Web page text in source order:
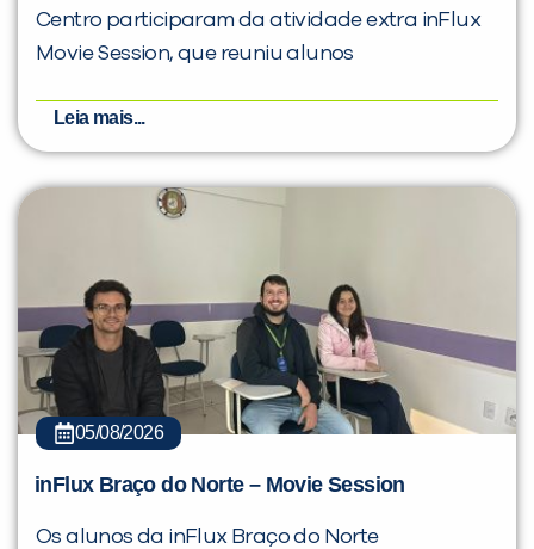
Centro participaram da atividade extra inFlux
Movie Session, que reuniu alunos
Leia mais...
05/08/2026
inFlux Braço do Norte – Movie Session
Os alunos da inFlux Braço do Norte